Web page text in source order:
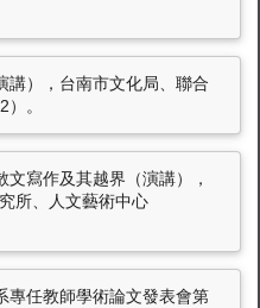
它們的產地－透過讀與
「那種大人」了嗎？（演
2020.06.27-
專任教師學術論文發表
海大學中文系
）。
演講），台南市文化局、
2020.06.12）。
講），台南市文化局、聯合
。
寫作及其越界（演講），
所、人文藝術中心
專任教師學術論文發表會第